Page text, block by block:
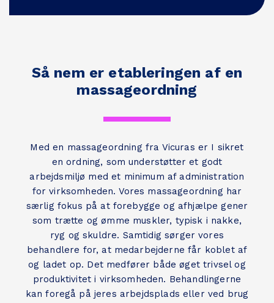
Så nem er etableringen af en
massageordning
Med en massageordning fra Vicuras er I sikret
en ordning, som understøtter et godt
arbejdsmiljø med et minimum af administration
for virksomheden. Vores massageordning har
særlig fokus på at forebygge og afhjælpe gener
som trætte og ømme muskler, typisk i nakke,
ryg og skuldre. Samtidig sørger vores
behandlere for, at medarbejderne får koblet af
og ladet op. Det medfører både øget trivsel og
produktivitet i virksomheden. Behandlingerne
kan foregå på jeres arbejdsplads eller ved brug